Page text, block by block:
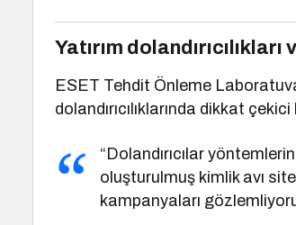
Yatırım
ESET Tehdit Önleme
dolandırıcılıklarında dikkat
“Dolandırıcılar
oluşturulmuş kimlik avı
kampanyaları